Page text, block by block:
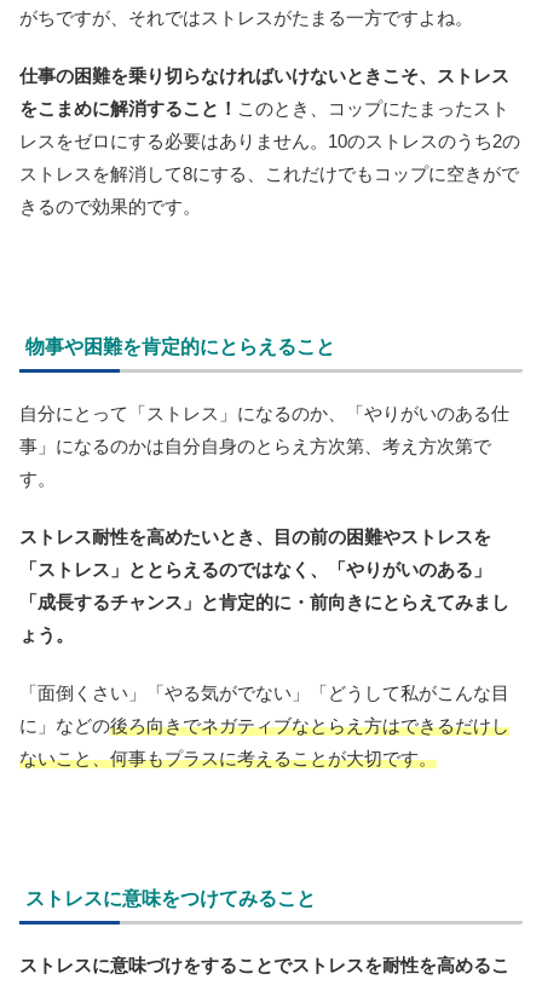
がちですが、それではストレスがたまる一方ですよね。
仕事の困難を乗り切らなければいけないときこそ、ストレス
をこまめに解消すること！ このとき、コップにたまったスト
レスをゼロにする必要はありません。10のストレスのうち2の
ストレスを解消して8にする、これだけでもコップに空きがで
きるので効果的です。
物事や困難を肯定的にとらえること
自分にとって「ストレス」になるのか、「やりがいのある仕
事」になるのかは自分自身のとらえ方次第、考え方次第で
す。
ストレス耐性を高めたいとき、目の前の困難やストレスを
「ストレス」ととらえるのではなく、「やりがいのある」
「成長するチャンス」と肯定的に・前向きにとらえてみまし
ょう。
「面倒くさい」「やる気がでない」「どうして私がこんな目
に」などの後ろ向きでネガティブなとらえ方はできるだけし
ないこと、何事もプラスに考えることが大切です。
ストレスに意味をつけてみること
ストレスに意味づけをすることでストレスを耐性を高めるこ